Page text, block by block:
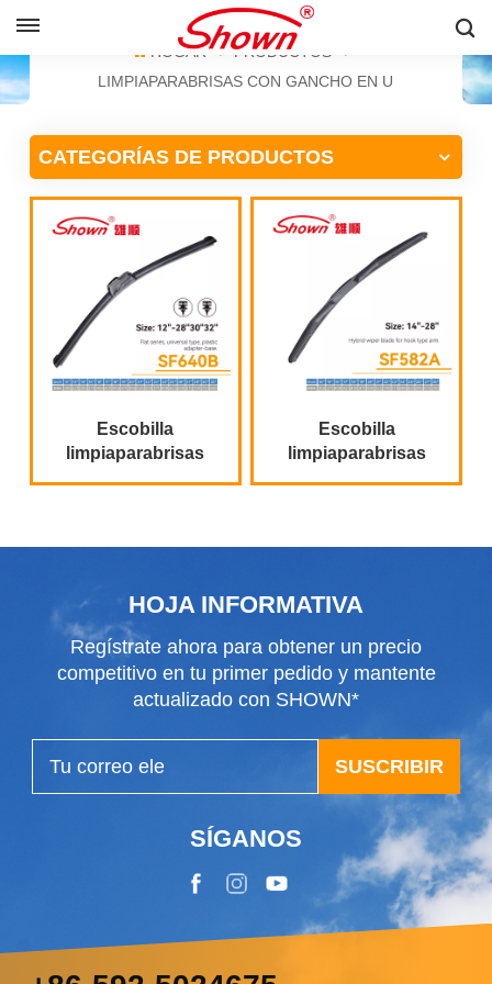
Pусский
Español
中文
HOGAR
PRODUCTOS
LIMPIAPARABRISAS CON GANCHO EN U
CATEGORÍAS DE PRODUCTOS
Escobilla
limpiaparabrisas
Escobilla
limpiaparabrisas
HOJA INFORMATIVA
Regístrate ahora para obtener un precio
competitivo en tu primer pedido y mantente
actualizado con SHOWN*
SUSCRIBIR
SÍGANOS